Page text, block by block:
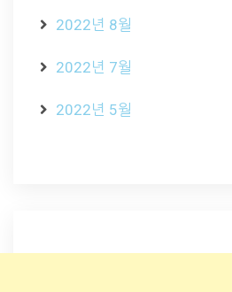
2022년 8월
2022년 7월
2022년 5월